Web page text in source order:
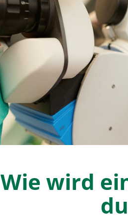
Wie wird